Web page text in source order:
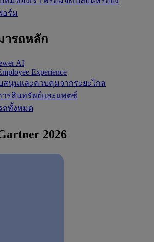
อร์ม
ารถหลัก
AI
Experience
สนุนและควบคุมจากระยะไกล
ารสินทรัพย์และแพตช์
ถทั้งหมด
2026